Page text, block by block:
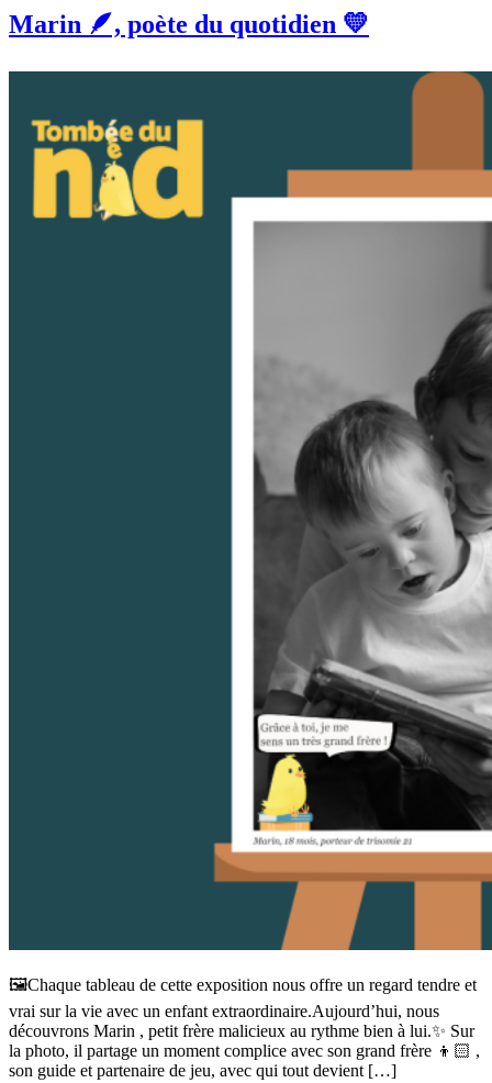
Marin 🪶, poète du quotidien 💛
🖼️Chaque tableau de cette exposition nous offre un regard tendre et
vrai sur la vie avec un enfant extraordinaire.Aujourd’hui, nous
découvrons Marin , petit frère malicieux au rythme bien à lui.✨ Sur
la photo, il partage un moment complice avec son grand frère 👦🏻 ,
son guide et partenaire de jeu, avec qui tout devient […]